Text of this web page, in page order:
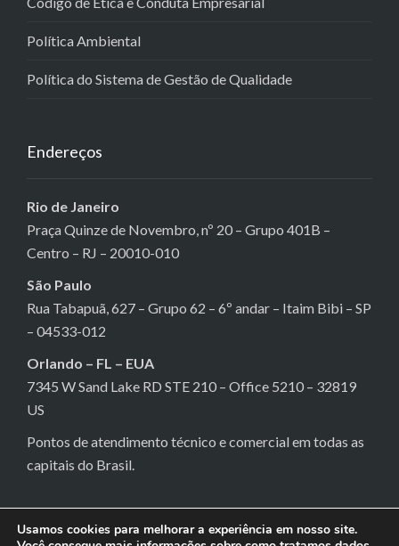
Política Ambiental
Política do Sistema de Gestão de Qualidade
Endereços
Rio de Janeiro
Praça Quinze de Novembro, nº 20 – Grupo 401B –
Centro – RJ – 20010-010
São Paulo
Rua Tabapuã, 627 – Grupo 62 – 6º andar – Itaim Bibi – SP
– 04533-012
Orlando – FL – EUA
7345 W Sand Lake RD STE 210 – Office 5210 – 32819
US
Pontos de atendimento técnico e comercial em todas as
capitais do Brasil.
Usamos cookies para melhorar a experiência em nosso site.